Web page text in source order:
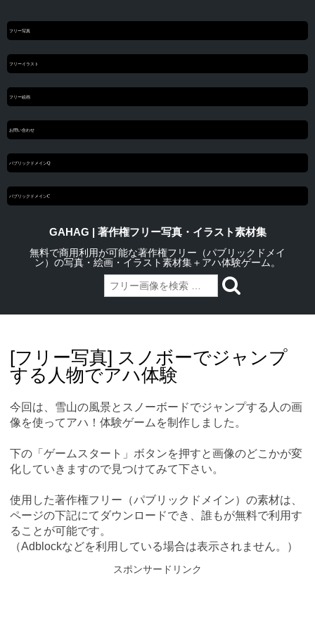
フリー写真
フリーイラスト
フリー絵画
お問い合わせ
パブリックドメインQ
パブリックドメインC
GAHAG | 著作権フリー写真・イラスト素材集
無料で商用利用が可能な著作権フリー（パブリックドメイ
ン）の写真・絵画・イラスト素材集＋アハ体験ゲーム。
content[フリー写真] スノボーでジャンプ
する人物でアハ体験
今回は、雪山の風景とスノーボードでジャンプする人の画
像を使ってアハ！体験ゲームを制作しました。
下の「ゲームスタート」ボタンを押すと画像のどこかが変
化していきますので見つけてみて下さい。
使用した著作権フリー（パブリックドメイン）の素材は、
ページの下記にてダウンロードでき、誰もが無料で利用す
ることが可能です。
（Adblockなどを利用している場合は表示されません。）
スポンサードリンク